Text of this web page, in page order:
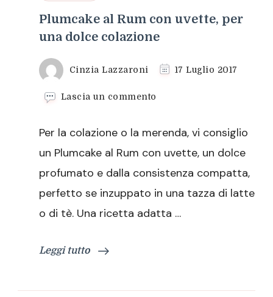
Plumcake al Rum con uvette, per
una dolce colazione
Cinzia Lazzaroni 17 Luglio 2017
Lascia un commento
Rum
per
dolce
colazione
Per la colazione o la merenda, vi consiglio
un Plumcake al Rum con uvette, un dolce
profumato e dalla consistenza compatta,
perfetto se inzuppato in una tazza di latte
o di tè. Una ricetta adatta …
Leggi tutto